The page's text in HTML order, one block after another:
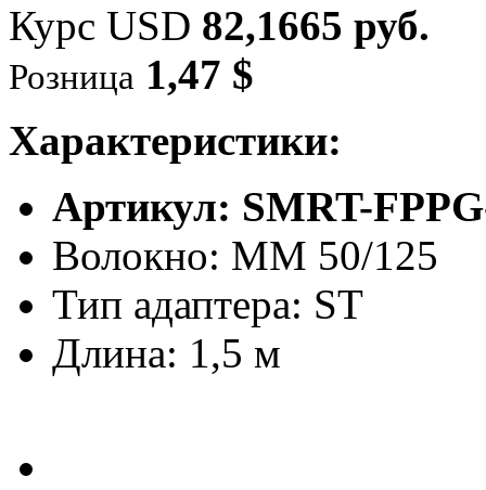
Курс USD 82,1665 руб.
Розница 1,47 $
Характеристики:
Артикул: SMRT-
Волокно: MM 50/125
Тип адаптера: ST
Длина: 1,5 м